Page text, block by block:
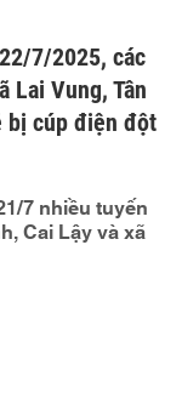
7/2025, các
Lai Vung, Tân
bị cúp điện đột
7 nhiều tuyến
Cai Lậy và xã